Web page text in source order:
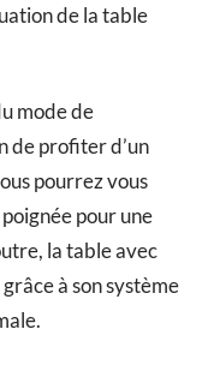
de la table
mode de
de profiter d’un
pourrez vous
pour une
la table avec
à son système